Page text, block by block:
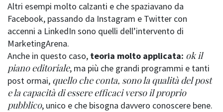
Altri esempi molto calzanti e che spaziavano da
Facebook, passando da Instagram e Twitter con
accenni a LinkedIn sono quelli dell’intervento di
MarketingArena.
Anche in questo caso, teoria molto applicata: ok il
piano editoriale, ma più che grandi programmi e tanti
post ormai, quello che conta, sono la qualità del post
e la capacità di essere efficaci verso il proprio
pubblico, unico e che bisogna davvero conoscere bene.